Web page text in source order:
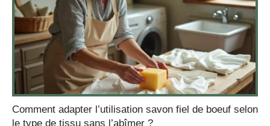
Comment adapter l’utilisation savon fiel de boeuf selon
le type de tissu sans l’abîmer ?